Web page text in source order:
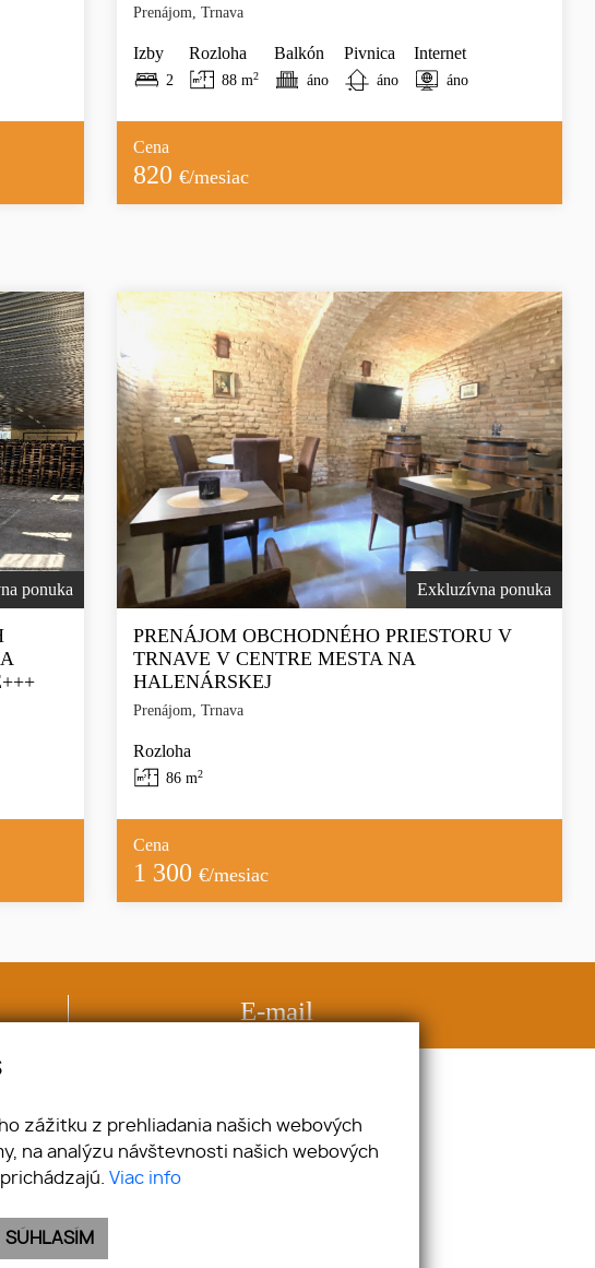
Prenájom, Trnava
Izby
2
Rozloha
88 m2
Balkón
áno
Pivnica
áno
Internet
áno
Cena
820 €/mesiac
ponuka Exkluzívna ponuka
PRENÁJOM OBCHODNÉHO PRIESTORU V
TRNAVE V CENTRE MESTA NA
HALENÁRSKEJ
Prenájom, Trnava
Rozloha
86 m2
Cena
1 300 €/mesiac
E-mail
zážitku z prehliadania našich webových
na analýzu návštevnosti našich webových
Viac info
SÚHLASÍM